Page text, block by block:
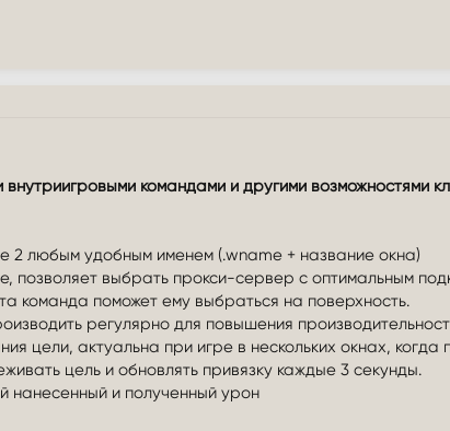
командами и другими возможностями
2 любым удобным именем (.wname + название окна)
позволяет выбрать прокси-сервер с оптимальным
команда поможет ему выбраться на поверхность.
регулярно для повышения
цели, актуальна при игре в нескольких окнах, когда
цель и обновлять привязку каждые 3 секунды.
нанесенный и полученный урон